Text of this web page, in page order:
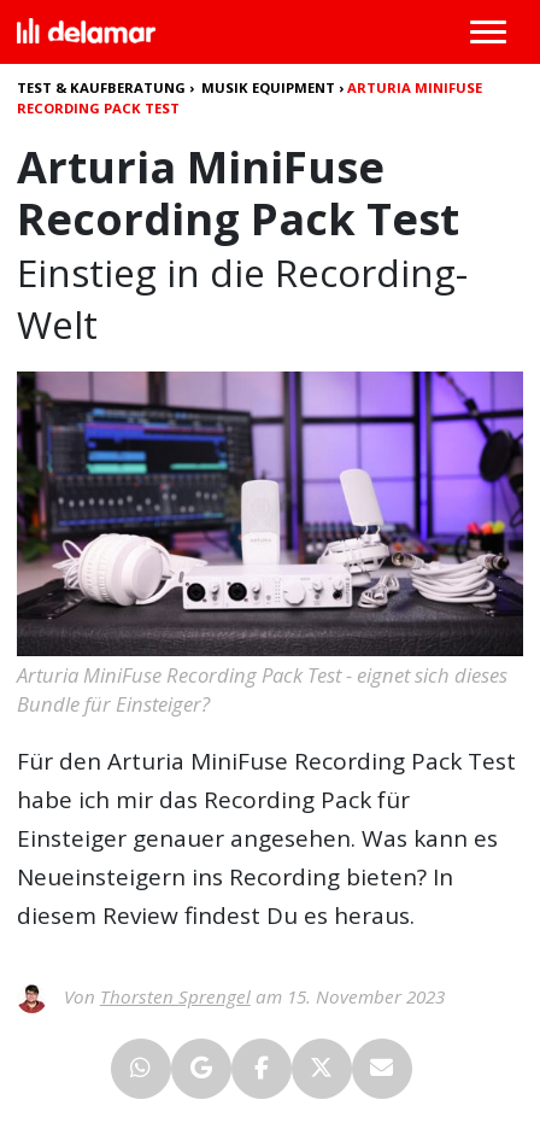
TEST & KAUFBERATUNG › MUSIK EQUIPMENT ›ARTURIA MINIFUSE
RECORDING PACK TEST
Arturia MiniFuse
Recording Pack Test
Einstieg in die Recording-
Welt
Arturia MiniFuse Recording Pack Test - eignet sich dieses
Bundle für Einsteiger?
Für denArturia MiniFuse Recording Pack Test
habe ich mir das Recording Pack für
Einsteiger genauer angesehen. Was kann es
Neueinsteigern ins Recording bieten? In
diesem Review findest Du es heraus.
Von Thorsten Sprengelam 15. November 2023